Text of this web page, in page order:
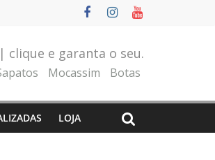
clique e garanta o seu.
Mocassim Botas
LOJA